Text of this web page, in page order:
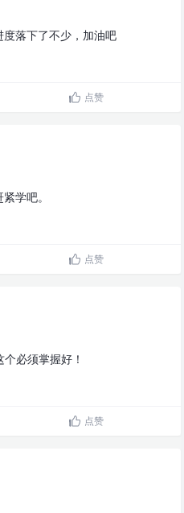
落下了不少，加油吧
点赞
学吧。
点赞
必须掌握好！
点赞